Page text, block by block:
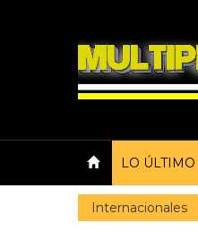
LO ÚLTIMO
Internacionales